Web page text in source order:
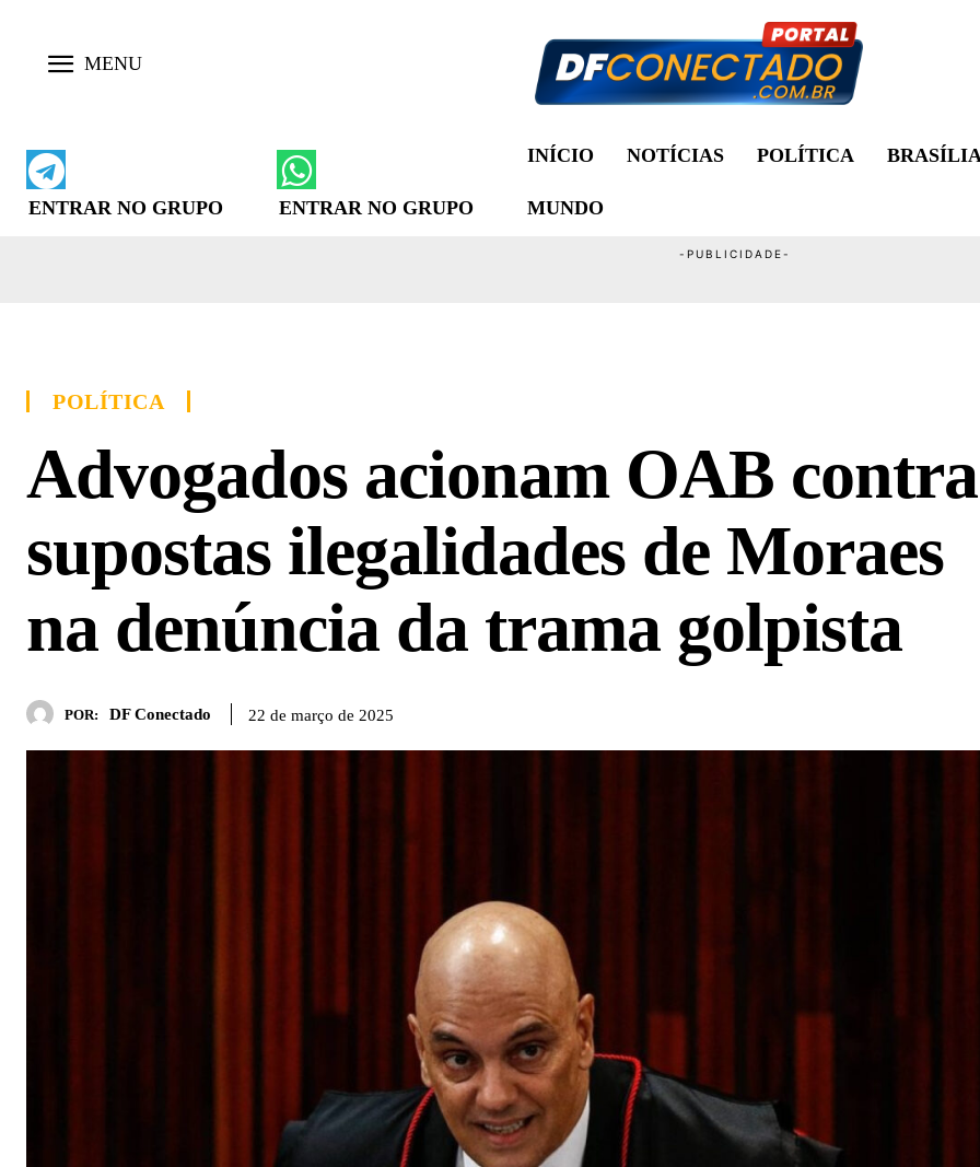
ENTRAR NO GRUPO ENTRAR NO GRUPO
INÍCIO NOTÍCIAS POLÍTICA
MUNDO
POLÍTICA
Advogados acionam OAB contra
supostas ilegalidades de Moraes
na denúncia da trama golpista
POR: DF Conectado 22 de março de 2025